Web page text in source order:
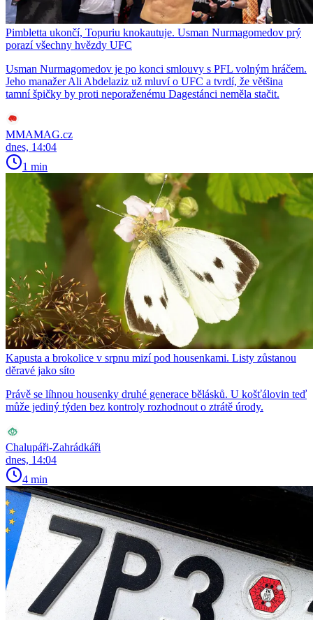
Pimbletta ukončí, Topuriu knokautuje. Usman Nurmagomedov prý
porazí všechny hvězdy UFC
Usman Nurmagomedov je po konci smlouvy s PFL volným hráčem.
Jeho manažer Ali Abdelaziz už mluví o UFC a tvrdí, že většina
tamní špičky by proti neporaženému Dagestánci neměla stačit.
MMAMAG.cz
dnes, 14:04
1 min
Kapusta a brokolice v srpnu mizí pod housenkami. Listy zůstanou
děravé jako síto
Právě se líhnou housenky druhé generace bělásků. U košťálovin teď
může jediný týden bez kontroly rozhodnout o ztrátě úrody.
Chalupáři-Zahrádkáři
dnes, 14:04
4 min